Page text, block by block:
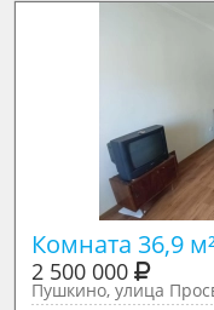
Комната 36,9
2 500 000
Пушкино, улица